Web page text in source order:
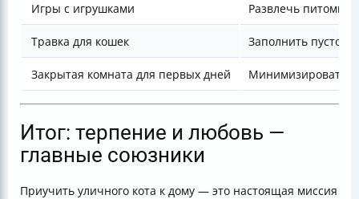
Игры с игрушками Развлечь питомца
Травка для кошек Заполнить
Закрытая комната для первых дней Минимизировать
Итог: терпение и любовь —
главные союзники
Приучить уличного кота к дому — это настоящая миссия